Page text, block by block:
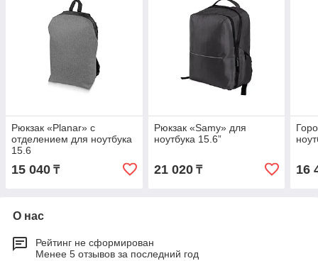
Рюкзак «Planar» с
отделением для ноутбука
15.6
15 040 ₸
Рюкзак «Samy» для
ноутбука 15.6”
21 020₸ 16
О нас
Рейтинг не сформирован
Менее 5 отзывов за последний год